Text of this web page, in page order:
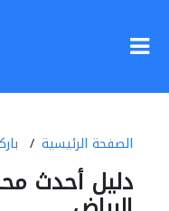
الصفحة الرئيسية
دليل أحدث